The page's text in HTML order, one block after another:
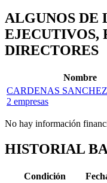
ALGUNOS DE
EJECUTIVOS,
DIRECTORES
Nombre
CARDENAS
2 empresas
No hay información
HISTORIAL
Condición